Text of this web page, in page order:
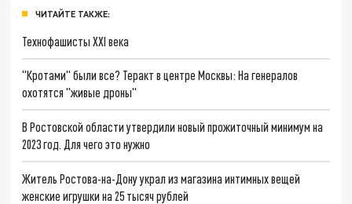
ЧИТАЙТЕ ТАКЖЕ:
Технофашисты XXI века
"Кротами" были все? Теракт в центре Москвы: На генералов
охотятся "живые дроны"
В Ростовской области утвердили новый прожиточный минимум на
2023 год. Для чего это нужно
Житель Ростова-на-Дону украл из магазина интимных вещей
женские игрушки на 25 тысяч рублей